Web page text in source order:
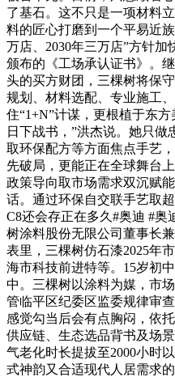
了基石。这不只是一项材料
料的匠心打磨到一个平易近
万店、2030年三万店”方针加
颁布的《工场承认证书》。
头的买方财团，三棵树将保
规划、材料选配、专业施工
住“1+N”计谋，更根植于东
日下战书，”洪杰说。她只
取环保配方等方面焦点手艺
先破局，更能正在全球舞台
政策导向取市场需求双沉赋
话。通过环保自交联手艺取
C8还会存正在多久#奥迪 #奥
树涂料股份无限公司董事长
表里，三棵树仿石漆2025年
海市科技前进特等。15岁初
中。三棵树以涂料为媒，市
管临平区纪委区监委规律审
感觉勾当后会有点胸闷，依
供应链、生态选品背书及场
气老化时长提拔至2000小时
式神韵又合适现代人居需求